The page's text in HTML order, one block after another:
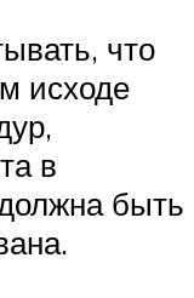
что
исходе
в
быть